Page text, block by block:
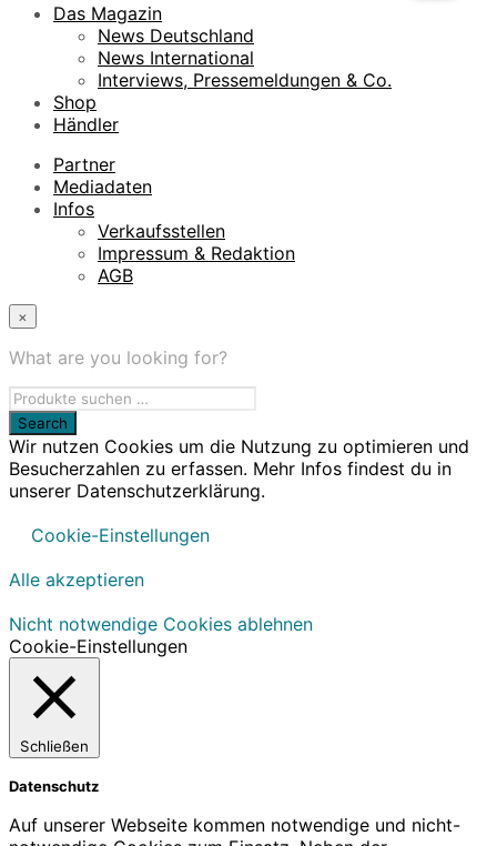
Das Magazin
News Deutschland
News International
Interviews, Pressemeldungen & Co.
Shop
Händler
Partner
Mediadaten
Infos
Verkaufsstellen
Impressum & Redaktion
AGB
×
What are you looking for?
Wir nutzen Cookies um die Nutzung zu optimieren und
Besucherzahlen zu erfassen. Mehr Infos findest du in
unserer Datenschutzerklärung.
Cookie-Einstellungen
Alle akzeptieren
Nicht notwendige Cookies ablehnen
Cookie-Einstellungen
Schließen
Datenschutz
Auf unserer Webseite kommen notwendige und nicht-